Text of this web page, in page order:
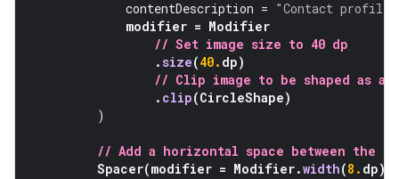
contentDescription = "Contact profile
modifier = Modifier
// Set image size to 40 dp
.size(40. dp)
// Clip image to be shaped as a
. clip(CircleShape)
)
// Add a horizontal space between the
Spacer(modifier = Modifier.width(8. dp))